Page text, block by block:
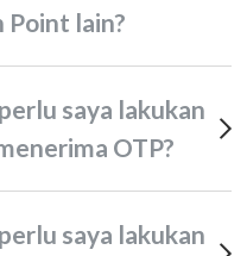
lain?
OTP?